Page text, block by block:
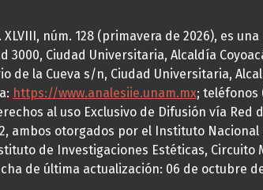
XLVIII, núm. 128 (primavera de 2026), es
Ciudad Universitaria, Alcaldía
la Cueva s/n, Ciudad Universitaria,
https://www.analesiie.unam.mx; teléfonos
al uso Exclusivo de Difusión vía Red
ambos otorgados por el Instituto
de Investigaciones Estéticas, Circuito
de última actualización: 06 de octubre